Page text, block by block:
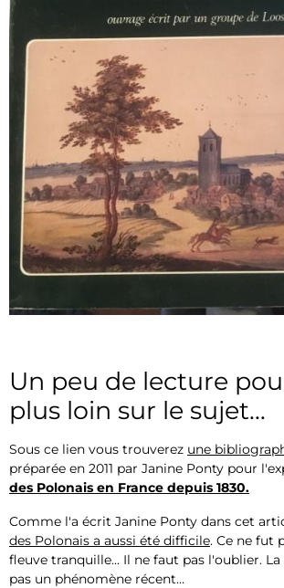
Un peu de lecture
plus loin sur le sujet...
Sous ce lien vous trouverez une
préparée en 2011 par Janine Ponty pour
des Polonais en France depuis 1830.
Comme l'a écrit Janine Ponty dans cet
des Polonais a aussi été difficile. Ce ne fut
fleuve tranquille... Il ne faut pas l'oublier.
pas un phénomène récent...